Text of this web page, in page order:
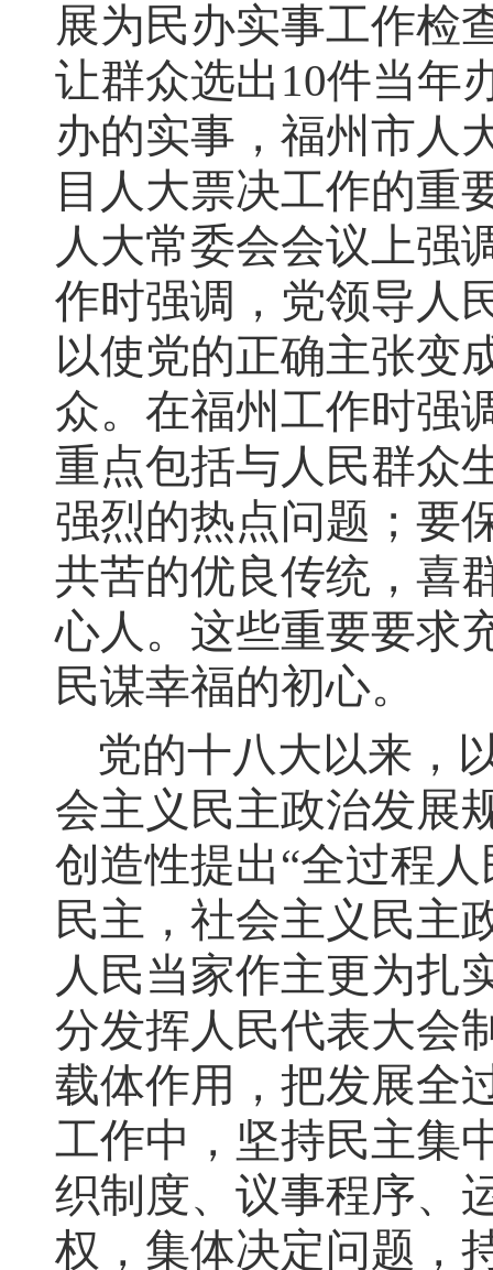
展为民办实事工作检
让群众选出10件当年
办的实事，福州市人
目人大票决工作的重
人大常委会会议上强
作时强调，党领导人
以使党的正确主张变
众。在福州工作时强
重点包括与人民群众
强烈的热点问题；要
共苦的优良传统，喜
心人。这些重要要求
民谋幸福的初心。
党的十八大以来，
会主义民主政治发展
创造性提出“全过程
民主，社会主义民主
人民当家作主更为扎
分发挥人民代表大会
载体作用，把发展全
工作中，坚持民主集
织制度、议事程序、
权，集体决定问题，